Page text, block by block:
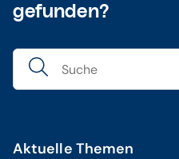
gefunden?
Aktuelle Themen